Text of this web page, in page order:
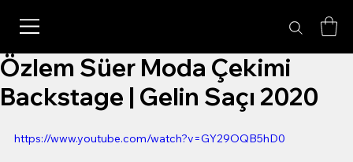
Özlem Süer Moda Çekimi
Backstage | Gelin Saçı 2020
https://www.youtube.com/watch?v=GY29OQB5hD0